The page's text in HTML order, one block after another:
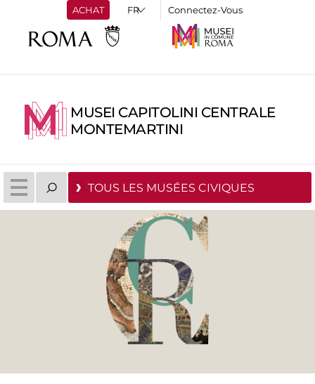
ACHAT Connectez-Vous
MUSEI CAPITOLINI CENTRALE
MONTEMARTINI
TOUS LES MUSÉES CIVIQUES